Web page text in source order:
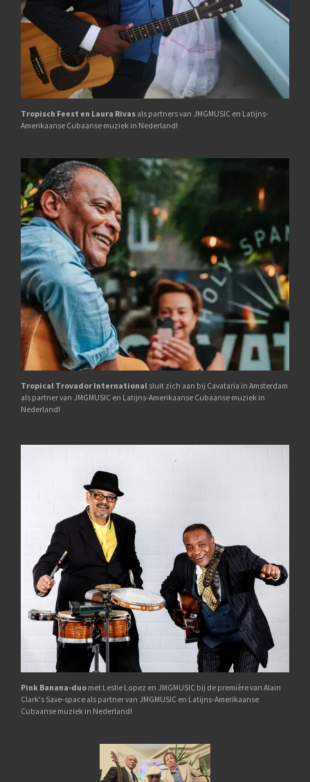
Tropisch Feest en Laura Rivas als partners van JMGMUSIC en Latijns-
Amerikaanse Cubaanse muziek in Nederland!
Tropical Trovador International sluit zich aan bij Cavataria in Amsterdam
als partner van JMGMUSIC en Latijns-Amerikaanse Cubaanse muziek in
Nederland!
Pink Banana-duo met Leslie Lopez en JMGMUSIC bij de première van Alain
Clark's Save-space als partner van JMGMUSIC en Latijns-Amerikaanse
Cubaanse muziek in Nederland!